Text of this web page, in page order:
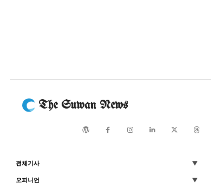
The Suwan News
전체기사
오피니언